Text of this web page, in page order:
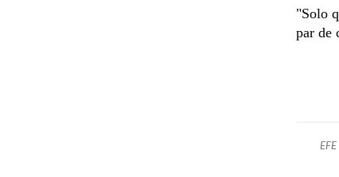
"Solo
par de
EFE